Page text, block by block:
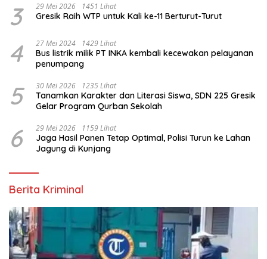
3 29 Mei 2026 1451 Lihat
Gresik Raih WTP untuk Kali ke-11 Berturut-Turut
4 27 Mei 2024 1429 Lihat
Bus listrik milik PT INKA kembali kecewakan pelayanan
penumpang
5 30 Mei 2026 1235 Lihat
Tanamkan Karakter dan Literasi Siswa, SDN 225 Gresik
Gelar Program Qurban Sekolah
6 29 Mei 2026 1159 Lihat
Jaga Hasil Panen Tetap Optimal, Polisi Turun ke Lahan
Jagung di Kunjang
Berita Kriminal